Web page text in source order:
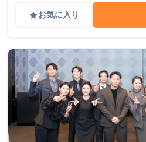
gradeお気に入り